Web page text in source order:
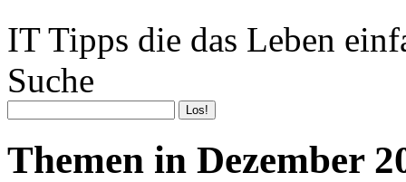
IT Tipps die das Leben
Suche
Themen in Dezember